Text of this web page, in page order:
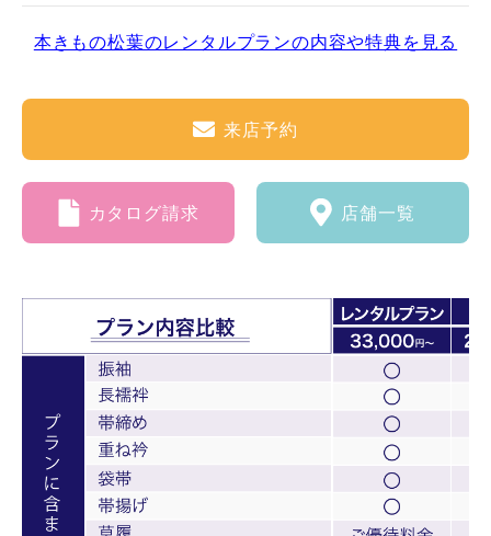
本きもの松葉のレンタルプランの内容や特典を見る
来店予約
カタログ請求 店舗一覧